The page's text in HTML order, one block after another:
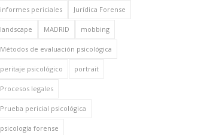
informes periciales Jurídica Forense
landscape MADRID mobbing
Métodos de evaluación psicológica
peritaje psicológico portrait
Procesos legales
Prueba pericial psicológica
psicología forense